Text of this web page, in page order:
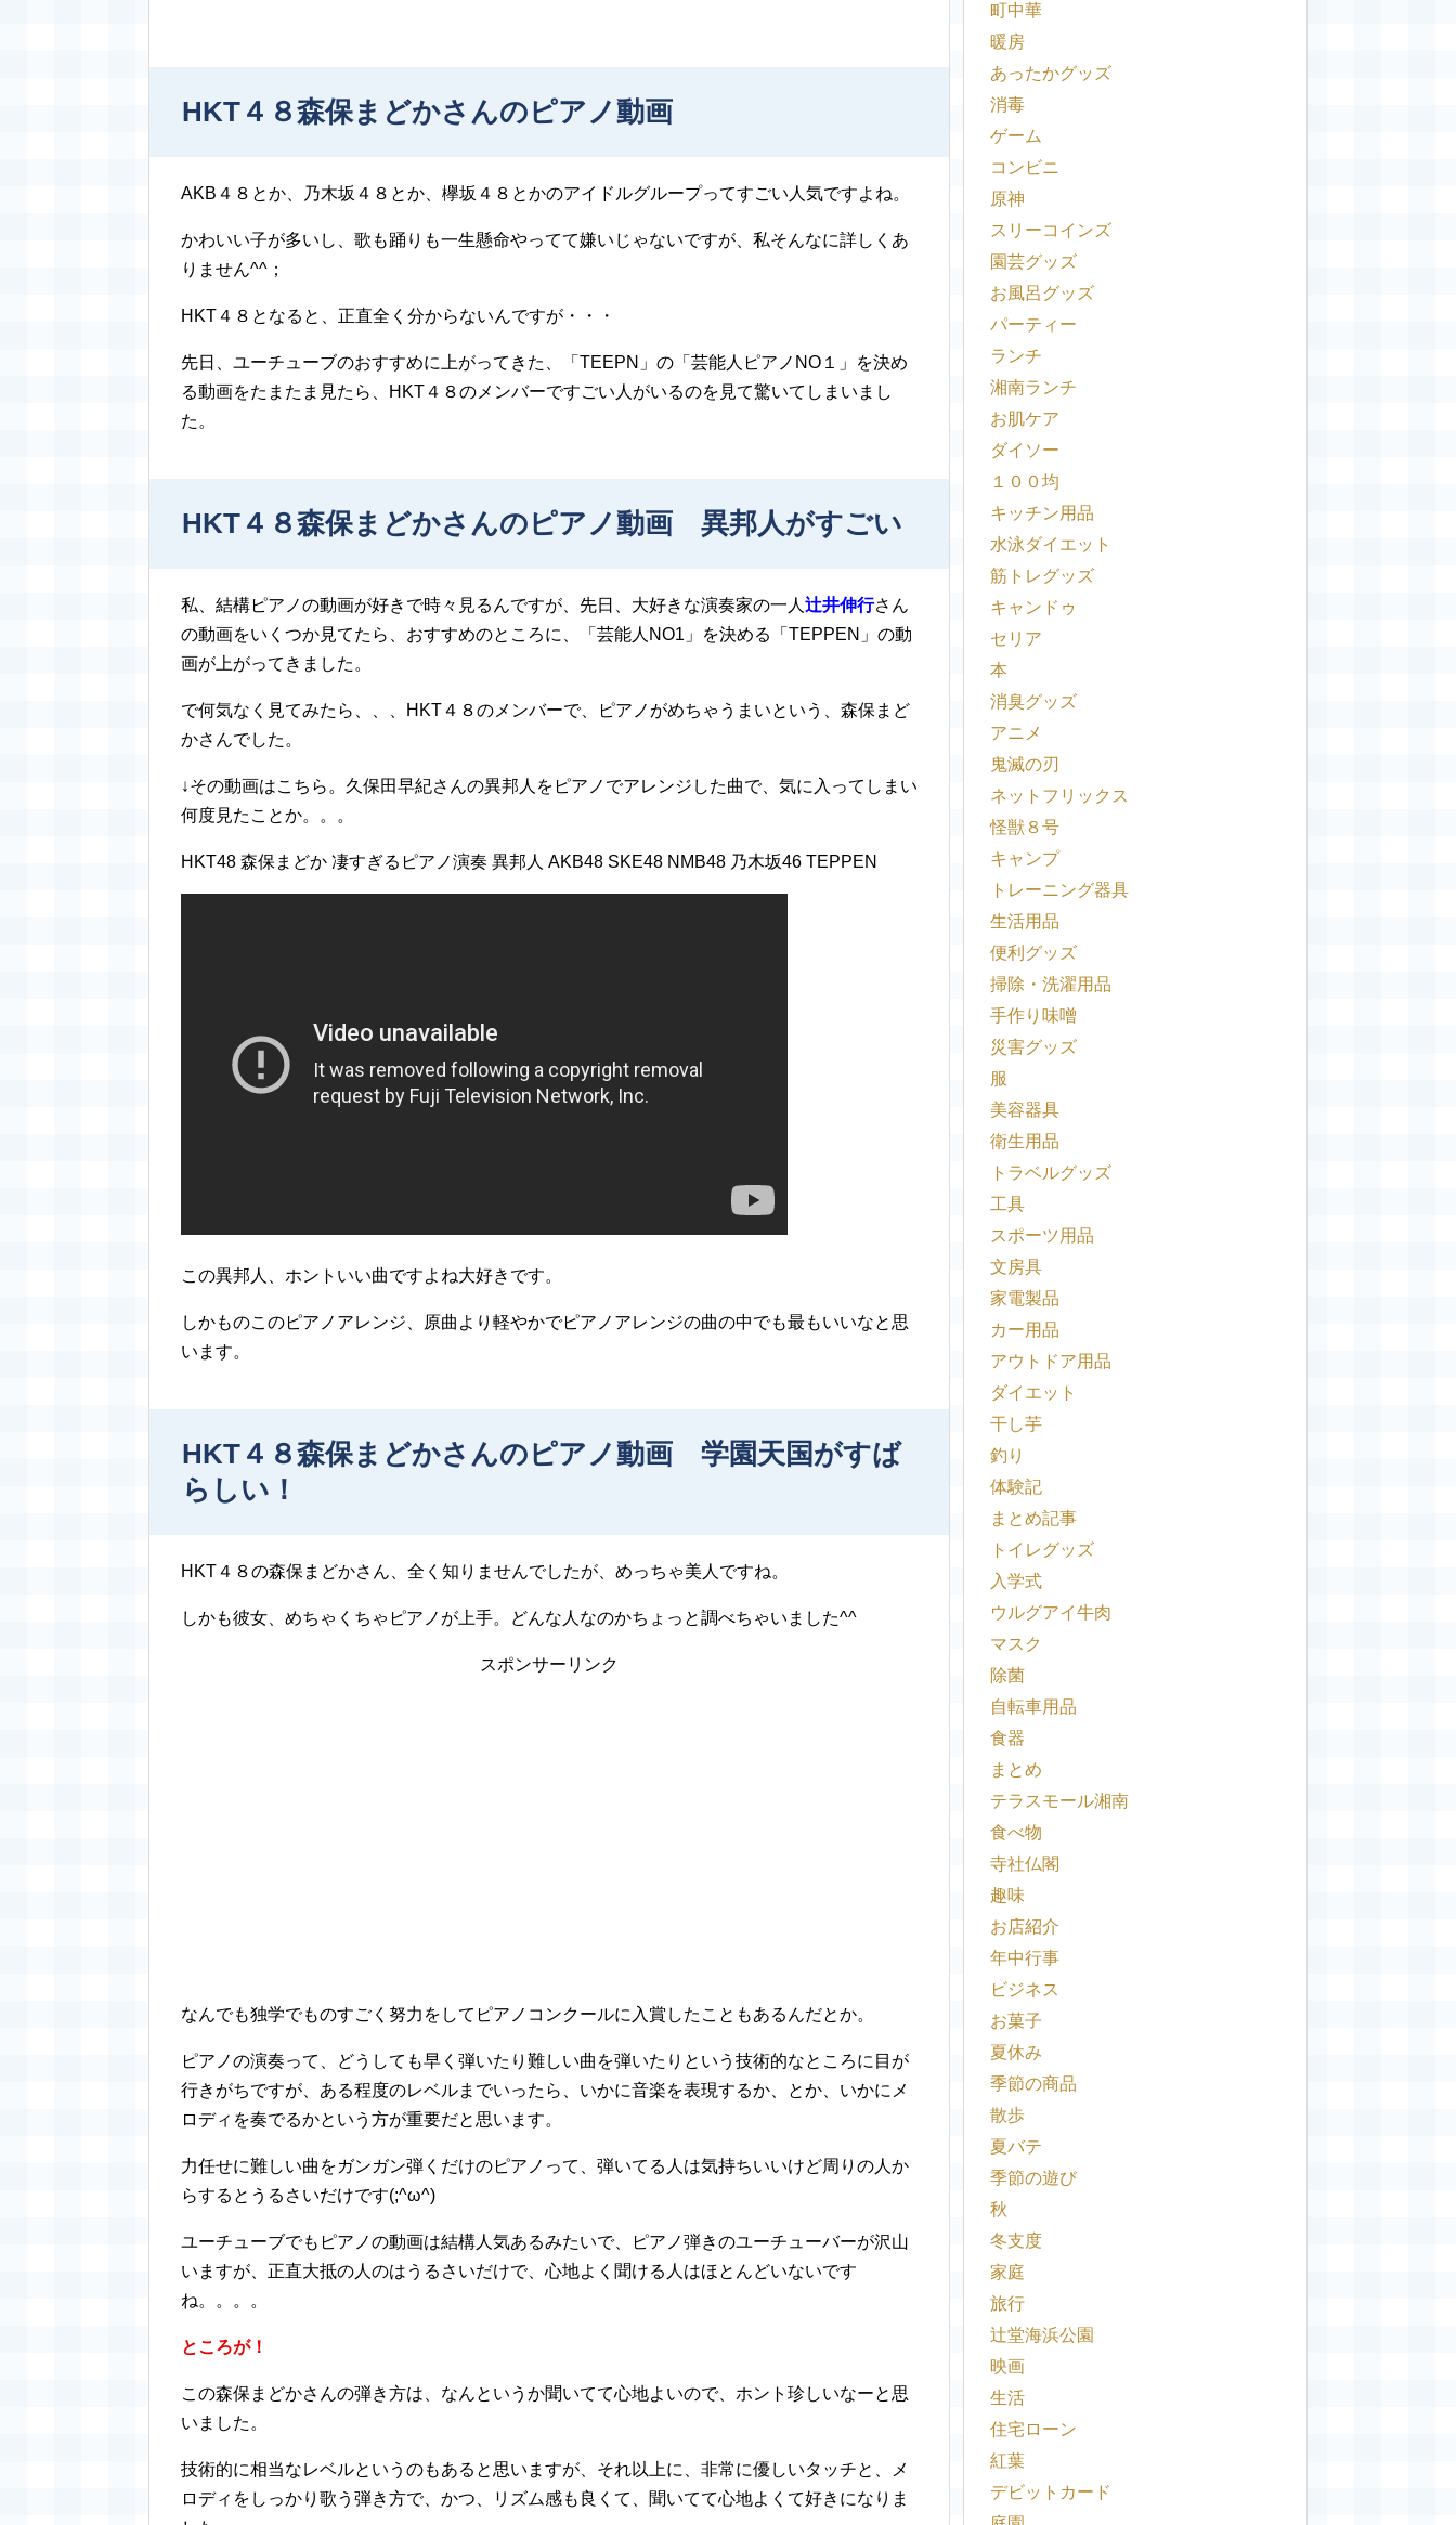
HKT４８森保まどかさんのピアノ動画
AKB４８とか、乃木坂４８とか、欅坂４８とかのアイドルグループってすごい人気ですよね。
かわいい子が多いし、歌も踊りも一生懸命やってて嫌いじゃないですが、私そんなに詳しくあ
りません^^；
HKT４８となると、正直全く分からないんですが・・・
先日、ユーチューブのおすすめに上がってきた、「TEEPN」の「芸能人ピアノNO１」を決め
る動画をたまたま見たら、HKT４８のメンバーですごい人がいるのを見て驚いてしまいまし
た。
HKT４８森保まどかさんのピアノ動画 異邦人がすごい
私、結構ピアノの動画が好きで時々見るんですが、先日、大好きな演奏家の一人 辻井伸行さん
の動画をいくつか見てたら、おすすめのところに、「芸能人NO1」を決める「TEPPEN」の動
画が上がってきました。
で何気なく見てみたら、、、HKT４８のメンバーで、ピアノがめちゃうまいという、森保まど
かさんでした。
↓その動画はこちら。久保田早紀さんの異邦人をピアノでアレンジした曲で、気に入ってしまい
何度見たことか。。。
HKT48 森保まどか 凄すぎるピアノ演奏 異邦人 AKB48 SKE48 NMB48 乃木坂46 TEPPEN
この異邦人、ホントいい曲ですよね大好きです。
しかものこのピアノアレンジ、原曲より軽やかでピアノアレンジの曲の中でも最もいいなと思
います。
HKT４８森保まどかさんのピアノ動画 学園天国がすば
らしい！
HKT４８の森保まどかさん、全く知りませんでしたが、めっちゃ美人ですね。
しかも彼女、めちゃくちゃピアノが上手。どんな人なのかちょっと調べちゃいました^^
スポンサーリンク
なんでも独学でものすごく努力をしてピアノコンクールに入賞したこともあるんだとか。
ピアノの演奏って、どうしても早く弾いたり難しい曲を弾いたりという技術的なところに目が
行きがちですが、ある程度のレベルまでいったら、いかに音楽を表現するか、とか、いかにメ
ロディを奏でるかという方が重要だと思います。
力任せに難しい曲をガンガン弾くだけのピアノって、弾いてる人は気持ちいいけど周りの人か
らするとうるさいだけです(;^ω^)
ユーチューブでもピアノの動画は結構人気あるみたいで、ピアノ弾きのユーチューバーが沢山
いますが、正直大抵の人のはうるさいだけで、心地よく聞ける人はほとんどいないです
ね。。。。
ところが！
この森保まどかさんの弾き方は、なんというか聞いてて心地よいので、ホント珍しいなーと思
いました。
技術的に相当なレベルというのもあると思いますが、それ以上に、非常に優しいタッチと、メ
ロディをしっかり歌う弾き方で、かつ、リズム感も良くて、聞いてて心地よくて好きになりま
町中華
暖房
あったかグッズ
消毒
ゲーム
コンビニ
原神
スリーコインズ
園芸グッズ
お風呂グッズ
パーティー
ランチ
湘南ランチ
お肌ケア
ダイソー
１００均
キッチン用品
水泳ダイエット
筋トレグッズ
キャンドゥ
セリア
本
消臭グッズ
アニメ
鬼滅の刃
ネットフリックス
怪獣８号
キャンプ
トレーニング器具
生活用品
便利グッズ
掃除・洗濯用品
手作り味噌
災害グッズ
服
美容器具
衛生用品
トラベルグッズ
工具
スポーツ用品
文房具
家電製品
カー用品
アウトドア用品
ダイエット
干し芋
釣り
体験記
まとめ記事
トイレグッズ
入学式
ウルグアイ牛肉
マスク
除菌
自転車用品
食器
まとめ
テラスモール湘南
食べ物
寺社仏閣
趣味
お店紹介
年中行事
ビジネス
お菓子
夏休み
季節の商品
散歩
夏バテ
季節の遊び
秋
冬支度
家庭
旅行
辻堂海浜公園
映画
生活
住宅ローン
紅葉
デビットカード